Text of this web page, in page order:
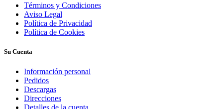
Términos y Condiciones
Aviso Legal
Política de Privacidad
Política de Cookies
Su Cuenta
Información personal
Pedidos
Descargas
Direcciones
Detalles de la cuenta